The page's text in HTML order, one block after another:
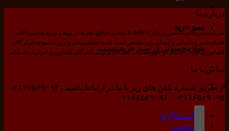
سبد خرید
هیچ محصولی در سبد خرید نیست.
درباره ما
شرکت بازرگانی ماشین برزگر (MBT) با تکیه بر سالها تجربه در تهیه و توزیع ماشین آلات
فضای سبز و باغبانی و کشاورزی، مفتخر است که به عنوان پیشروترین مجموعه ابزار آلات
کشاورزی ایران خدمتی در خور مصرف کنندگان و تولید کنندگان کشاورزی ایران ارائه نماید.
تماس با ما
از طریق شماره تلفن های زیر با ما در ارتباط باشید : ۰۲۱۶۶۵۶۹۰۹۴ -
۰۲۱۶۶۵۶۹۰۹۵ - ۰۲۱۶۶۵۶۹۰۹۶
اینستاگرام
یوتیوب